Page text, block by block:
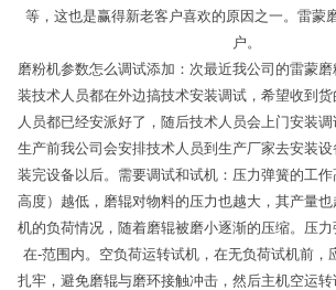
等，这也是赢得新老客户喜欢的原因之一。雷蒙
户。
磨粉机参数怎么调试添加：次最近我公司的雷蒙
装技术人员都在外边搞技术安装调试，希望收到
人员都已经安派好了，随后技术人员会上门安装
生产前我公司会安排技术人员到生产厂家去安装
装完设备以后。需要调试和试机：压力弹簧的工
高度）越低，磨辊对物料的压力也越大，其产量
机的负荷情况，随着磨辊被磨小逐渐的压缩。压
在-范围内。空负荷运转试机，在无负荷试机前，
扎牢，避免磨辊与磨环接触冲击，然后主机空运